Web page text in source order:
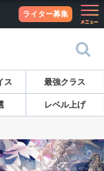
ライター募集
ス 最強クラス
レベル上げ